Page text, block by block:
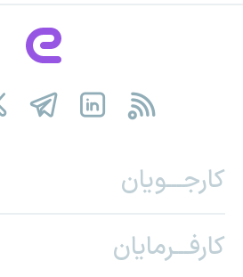
کارجـــویان
کارفـــرمایان